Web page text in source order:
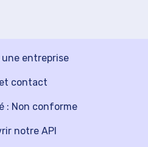
une entreprise
notre API
contact
: Non conforme